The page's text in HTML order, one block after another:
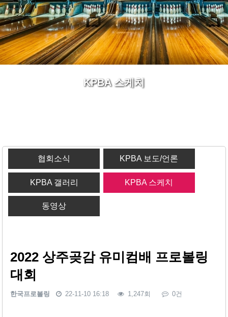
KPBA 스케치
협회소식 KPBA 보도/언론
KPBA 갤러리 KPBA 스케치
동영상
2022 상주곶감 유미컴배 프로볼링
대회
한국프로볼링 22-11-10 16:18 1,247회 0건